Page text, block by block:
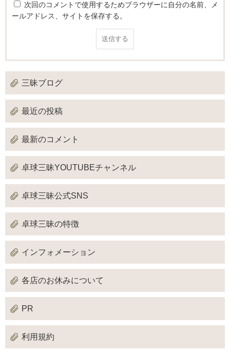
次回のコメントで使用するためブラウザーに自分の名前、メ
ールアドレス、サイトを保存する。
三昧ブログ
最近の投稿
最新のコメント
卓球三昧YOUTUBEチャンネル
卓球三昧公式SNS
卓球三昧の特徴
インフォメーション
各店のお休みについて
PR
利用規約